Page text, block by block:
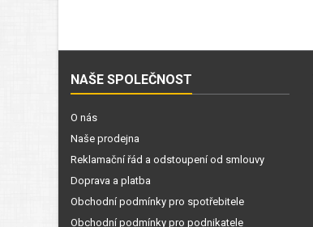
NAŠE SPOLEČNOST
O nás
Naše prodejna
Reklamační řád a odstoupení od smlouvy
Doprava a platba
Obchodní podmínky pro spotřebitele
Obchodní podmínky pro podnikatele